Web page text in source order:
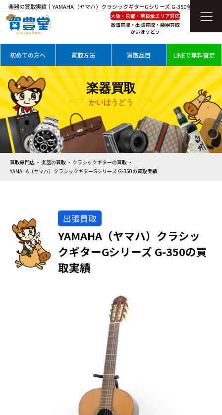
楽器の買取実績｜YAMAHA（ヤマハ）クラシックギターGシリーズ G-350を高価買取
大阪・京都・奈良全エリア対応
高価買取・出張買取・楽器買取
かいほうどう
初めての方へ 買取方法 買取品目 LINEで無料査定
楽器買取
かいほうどう
買取専門店 楽器の買取
クラシックギターの買取
YAMAHA（ヤマハ）クラシックギターGシリーズ G-350の買取実績
出張買取
YAMAHA（ヤマハ）クラシッ
クギターGシリーズ G-350の買
取実績